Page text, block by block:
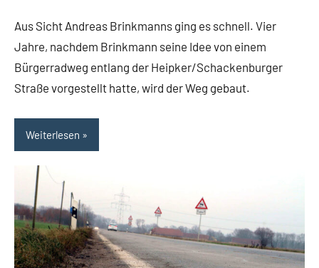
Themen
Aus Sicht Andreas Brinkmanns ging es schnell. Vier
Jahre, nachdem Brinkmann seine Idee von einem
Bürgerradweg entlang der Heipker/Schackenburger
Straße vorgestellt hatte, wird der Weg gebaut.
Weiterlesen